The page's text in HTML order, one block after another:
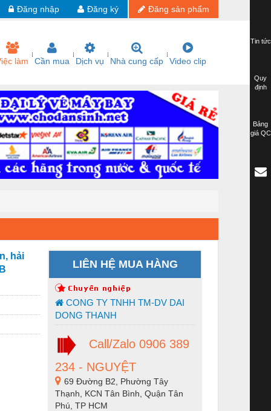
Đăng sản phẩm
Đăng ký
Đăng nhập
làm Cần mua Dịch vụ Nhà cung cấp Video clip
hải
LIÊN HỆ MUA HÀNG
CONG TY TNHH TM-DV DAI
DONG THANH
Call/Zalo 0906 389
234 - NGUYỆT
69 Đường B2, Phường Tây
Thạnh, KCN Tân Bình, Quận Tân
Phú, TP HCM
Tin tức
Quy
định
Bảng
giá QC